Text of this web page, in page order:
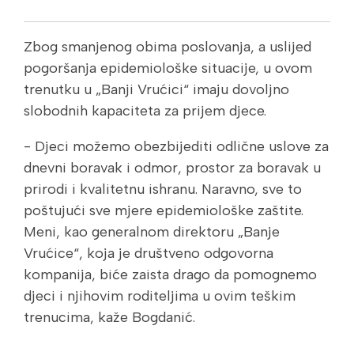
Zbog smanjenog obima poslovanja, a uslijed
pogoršanja epidemiološke situacije, u ovom
trenutku u „Banji Vrućici“ imaju dovoljno
slobodnih kapaciteta za prijem djece.
- Djeci možemo obezbijediti odlične uslove za
dnevni boravak i odmor, prostor za boravak u
prirodi i kvalitetnu ishranu. Naravno, sve to
poštujući sve mjere epidemiološke zaštite.
Meni, kao generalnom direktoru „Banje
Vrućice“, koja je društveno odgovorna
kompanija, biće zaista drago da pomognemo
djeci i njihovim roditeljima u ovim teškim
trenucima, kaže Bogdanić.